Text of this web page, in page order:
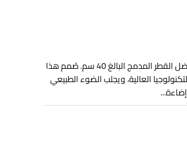
1. صغير الحجم وفعال: مروحة بإضاءة ومقبس مثالية للمساحات الصغيرة بفضل القطر المدمج البالغ 40 سم. صُمم هذا
العالية، ويجلب الضوء الطبيعي